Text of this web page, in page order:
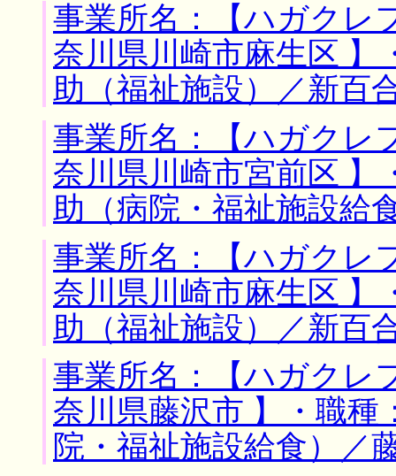
事業所名：【ハガクレ
奈川県川崎市麻生区 】
助（福祉施設）／新百
事業所名：【ハガクレ
奈川県川崎市宮前区 】
助（病院・福祉施設給
事業所名：【ハガクレ
奈川県川崎市麻生区 】
助（福祉施設）／新百
事業所名：【ハガクレ
奈川県藤沢市 】・職種
院・福祉施設給食）／